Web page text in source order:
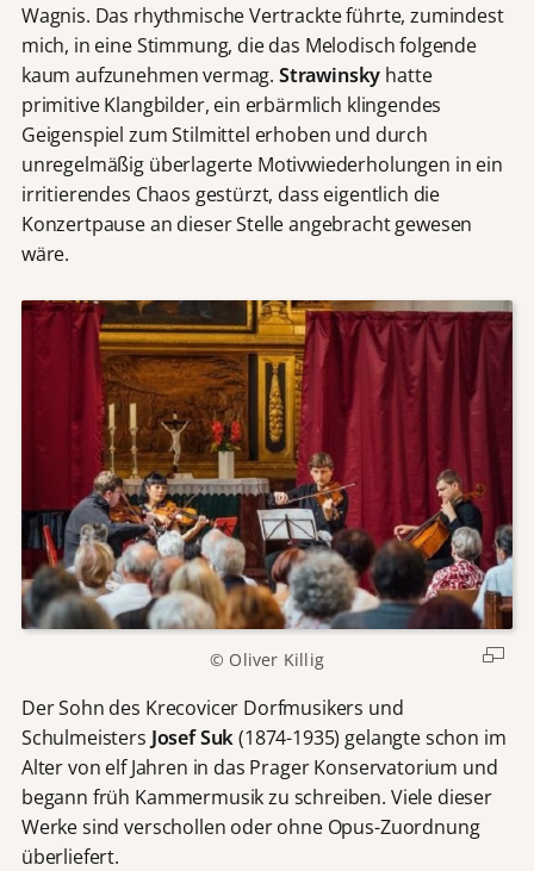
Wagnis. Das rhythmische Vertrackte führte, zumindest
mich, in eine Stimmung, die das Melodisch folgende
kaum aufzunehmen vermag. Strawinsky hatte
primitive Klangbilder, ein erbärmlich klingendes
Geigenspiel zum Stilmittel erhoben und durch
unregelmäßig überlagerte Motivwiederholungen in ein
irritierendes Chaos gestürzt, dass eigentlich die
Konzertpause an dieser Stelle angebracht gewesen
wäre.
© Oliver Killig
Der Sohn des Krecovicer Dorfmusikers und
Schulmeisters Josef Suk(1874-1935) gelangte schon im
Alter von elf Jahren in das Prager Konservatorium und
begann früh Kammermusik zu schreiben. Viele dieser
Werke sind verschollen oder ohne Opus-Zuordnung
überliefert.